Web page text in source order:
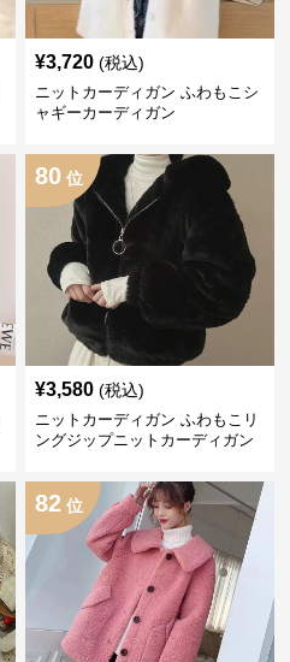
¥3,720 (税込)
ニットカーディガン ふわもこシ
ャギーカーディガン
80 位
¥3,580 (税込)
ニットカーディガン ふわもこリ
ングジップニットカーディガン
82 位